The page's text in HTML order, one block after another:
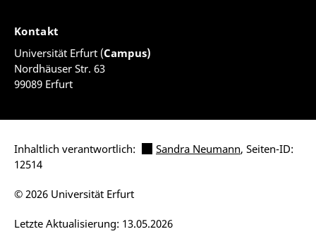
Kontakt
Universität Erfurt (Campus)
Nordhäuser Str. 63
99089 Erfurt
Inhaltlich verantwortlich: Sandra Neumann, Seiten-ID:
12514
Letzte Aktualisierung: 13.05.2026
© 2026 Universität Erfurt